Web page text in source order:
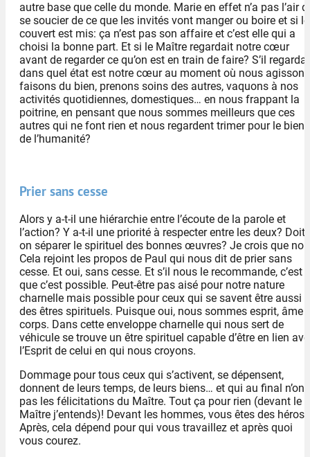
autre base que celle du monde. Marie en effet n’a pas l’air
se soucier de ce que les invités vont manger ou boire et si le
couvert est mis: ça n’est pas son affaire et c’est elle qui a
choisi la bonne part. Et si le Maître regardait notre cœur
avant de regarder ce qu’on est en train de faire? S’il
dans quel état est notre cœur au moment où nous
faisons du bien, prenons soins des autres, vaquons à nos
activités quotidiennes, domestiques… en nous frappant la
poitrine, en pensant que nous sommes meilleurs que ces
autres qui ne font rien et nous regardent trimer pour le bien
de l’humanité?
Prier sans cesse
Alors y a-t-il une hiérarchie entre l’écoute de la parole et
l’action? Y a-t-il une priorité à respecter entre les deux? Doit-
on séparer le spirituel des bonnes œuvres? Je crois que
Cela rejoint les propos de Paul qui nous dit de prier sans
cesse. Et oui, sans cesse. Et s’il nous le recommande, c’est
que c’est possible. Peut-être pas aisé pour notre nature
charnelle mais possible pour ceux qui se savent être aussi
des êtres spirituels. Puisque oui, nous sommes esprit, âme
corps. Dans cette enveloppe charnelle qui nous sert de
véhicule se trouve un être spirituel capable d’être en lien
l’Esprit de celui en qui nous croyons.
Dommage pour tous ceux qui s’activent, se dépensent,
donnent de leurs temps, de leurs biens… et qui au final n’ont
pas les félicitations du Maître. Tout ça pour rien (devant le
Maître j’entends)! Devant les hommes, vous êtes des héros.
Après, cela dépend pour qui vous travaillez et après quoi
vous courez.